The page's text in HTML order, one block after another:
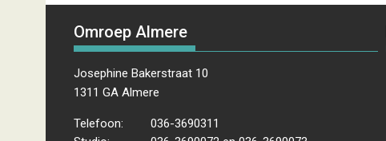
Omroep Almere
Josephine Bakerstraat 10
1311 GA Almere
Telefoon:
036-3690311